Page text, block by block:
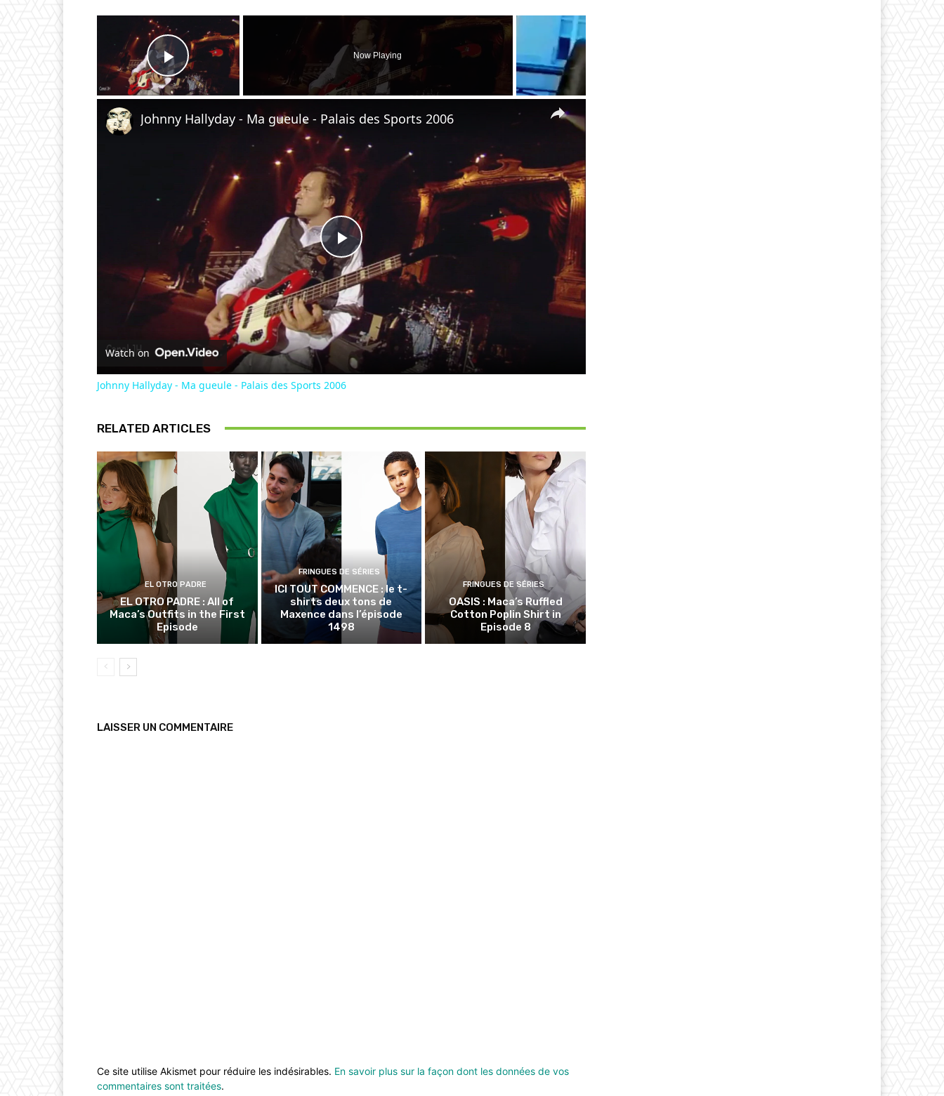
×
Play Video
Now Playing
Play
Video
Johnny Hallyday - Ma gueule - Palais des Sports 2006
Watch on
Johnny Hallyday - Ma gueule - Palais des Sports 2006
RELATED ARTICLES
EL OTRO PADRE
EL OTRO PADRE : All of
Maca’s Outfits in the First
Episode
FRINGUES DE SÉRIES
ICI TOUT COMMENCE : le t-
shirts deux tons de
Maxence dans l’épisode
1498
FRINGUES DE SÉRIES
OASIS : Maca’s Ruffled
Cotton Poplin Shirt in
Episode 8
LAISSER UN COMMENTAIRE
Ce site utilise Akismet pour réduire les indésirables. En savoir plus sur la façon dont les données de vos
commentaires sont traitées.